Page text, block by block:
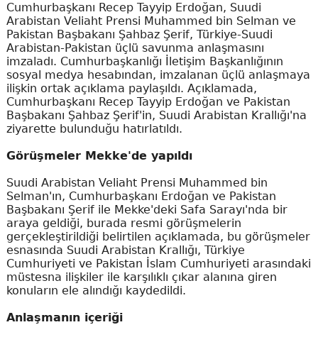
Cumhurbaşkanı Recep Tayyip Erdoğan, Suudi
Arabistan Veliaht Prensi Muhammed bin Selman ve
Pakistan Başbakanı Şahbaz Şerif, Türkiye-Suudi
Arabistan-Pakistan üçlü savunma anlaşmasını
imzaladı. Cumhurbaşkanlığı İletişim Başkanlığının
sosyal medya hesabından, imzalanan üçlü anlaşmaya
ilişkin ortak açıklama paylaşıldı. Açıklamada,
Cumhurbaşkanı Recep Tayyip Erdoğan ve Pakistan
Başbakanı Şahbaz Şerif'in, Suudi Arabistan Krallığı'na
ziyarette bulunduğu hatırlatıldı.
Görüşmeler Mekke'de yapıldı
Suudi Arabistan Veliaht Prensi Muhammed bin
Selman'ın, Cumhurbaşkanı Erdoğan ve Pakistan
Başbakanı Şerif ile Mekke'deki Safa Sarayı'nda bir
araya geldiği, burada resmi görüşmelerin
gerçekleştirildiği belirtilen açıklamada, bu görüşmeler
esnasında Suudi Arabistan Krallığı, Türkiye
Cumhuriyeti ve Pakistan İslam Cumhuriyeti arasındaki
müstesna ilişkiler ile karşılıklı çıkar alanına giren
konuların ele alındığı kaydedildi.
Anlaşmanın içeriği